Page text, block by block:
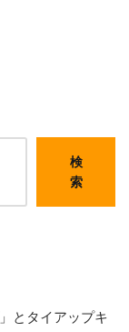
検
索
とタイアップキ